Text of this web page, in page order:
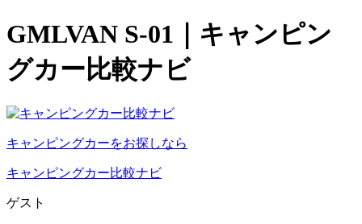
GMLVAN S-01｜キャンピン
グカー比較ナビ
キャンピングカーをお探しなら
キャンピングカー比較ナビ
ゲスト